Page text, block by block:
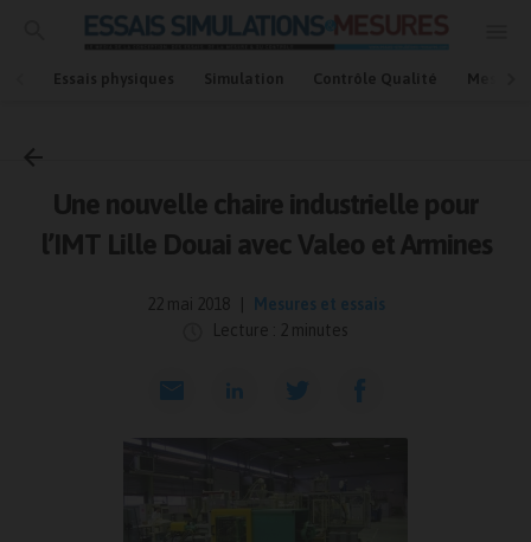
Essais physiques Simulation Contrôle Qualité Mesures
Accueil
Mesures et essais
Une nouvelle chaire industrielle pour
l’IMT Lille Douai avec Valeo et Armines
22 mai 2018
Mesures et essais
Lecture : 2 minutes